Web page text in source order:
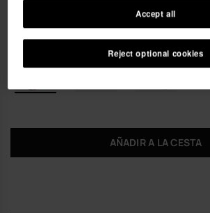
Envío gratis en todos tus pedidos
AÑADIR A LA CESTA
Reject optional cookies
Accept all